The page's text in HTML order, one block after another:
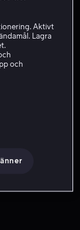
Aktivt
Lagra
och